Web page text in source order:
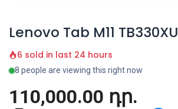
Lenovo Tab M11 TB330XU
6 sold in last 24 hours
8 people are viewing this right now
110,000.00 դր.